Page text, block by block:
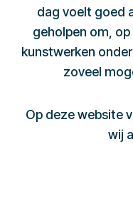
dag voelt goed
geholpen om,
kunstwerken
zoveel
Op deze website
wij